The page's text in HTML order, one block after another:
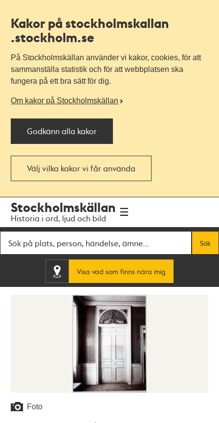
Kakor på stockholmskallan
.stockholm.se
På Stockholmskällan använder vi kakor, cookies, för att
sammanställa statistik och för att webbplatsen ska
fungera på ett bra sätt för dig.
Om kakor på Stockholmskällan
Godkänn alla kakor
Välj vilka kakor vi får använda
navigationen
huvudinnehållet
Stockholmskällan
Historia i ord, ljud och bild
Sök
Visa vad som finns nära mig
Foto